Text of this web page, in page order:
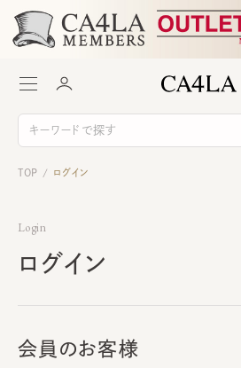
TOP / ログイン
Login
ログイン
会員のお客様